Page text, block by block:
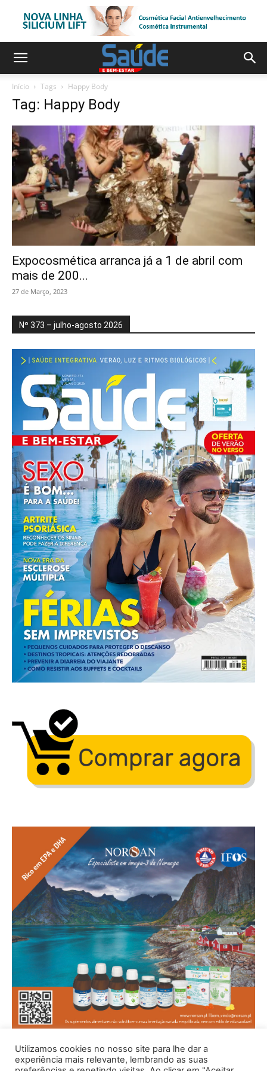
Início Tags Happy Body
Tag: Happy Body
Expocosmética arranca já a 1 de abril com
mais de 200...
27 de Março, 2023
Nº 373 – julho-agosto 2026
Utilizamos cookies no nosso site para lhe dar a
experiência mais relevante, lembrando as suas